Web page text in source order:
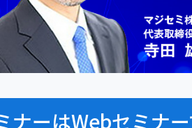
ナーはWebセミナ